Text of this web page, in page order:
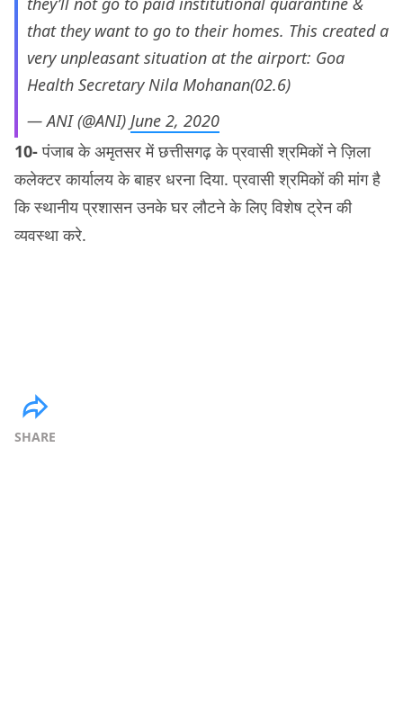
that they want to go to their homes. This created a
very unpleasant situation at the airport: Goa
Health Secretary Nila Mohanan(02.6)
— ANI (@ANI) June 2, 2020
10-पंजाब के अमृतसर में छत्तीसगढ़ के प्रवासी श्रमिकों ने ज़िला
कलेक्टर कार्यालय के बाहर धरना दिया. प्रवासी श्रमिकों की मांग है
कि स्थानीय प्रशासन उनके घर लौटने के लिए विशेष ट्रेन की
व्यवस्था करे.
SHARE